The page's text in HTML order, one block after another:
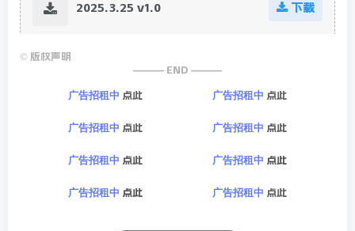
2025.3.25 v1.0 下载
© 版权声明
——— END ———
广告招租中 点此 广告招租中 点此
广告招租中 点此 广告招租中 点此
广告招租中 点此 广告招租中 点此
广告招租中 点此 广告招租中 点此